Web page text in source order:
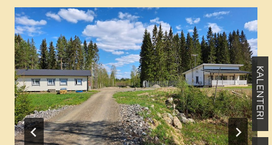
KALENTERI